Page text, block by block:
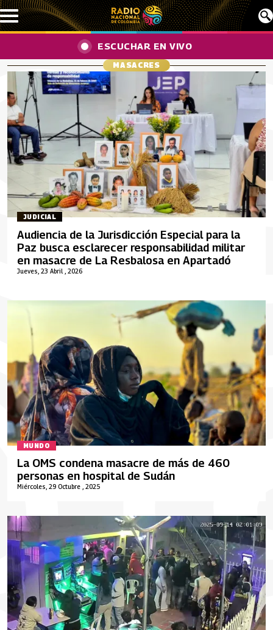
Pasar al contenido principal
ESCUCHAR EN VIVO
MASACRES
JUDICIAL
Jueves, 23 Abril , 2026
Audiencia de la Jurisdicción Especial para la
Paz busca esclarecer responsabilidad militar
en masacre de La Resbalosa en Apartadó
MUNDO
Miércoles, 29 Octubre , 2025
La OMS condena masacre de más de 460
personas en hospital de Sudán